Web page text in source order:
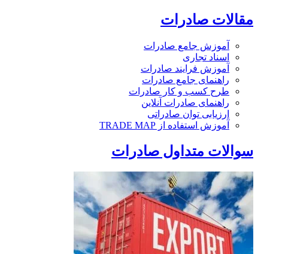
مقالات صادرات
آموزش جامع صادرات
اسناد تجاری
آموزش فرایند صادرات
راهنمای جامع صادرات
طرح کسب و کار صادرات
راهنمای صادرات آنلاین
ارزیابی توان صادراتی
آموزش استفاده از TRADE MAP
سوالات متداول صادرات